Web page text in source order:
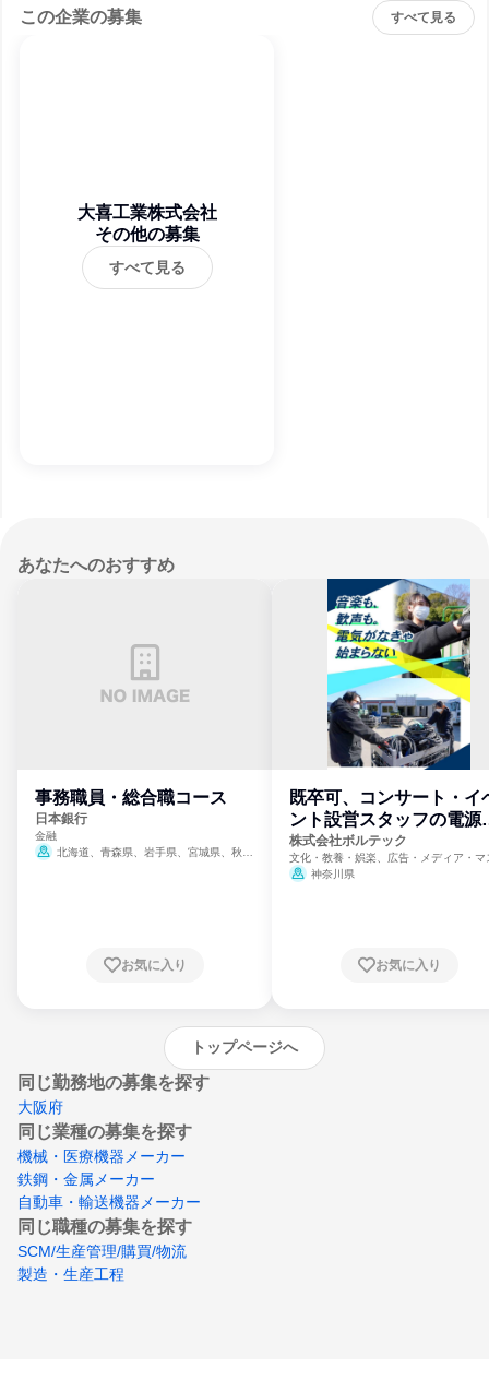
この企業の募集 すべて見る
大喜工業株式会社
その他の募集
すべて見る
あなたへのおすすめ
事務職員・総合職コース
日本銀行
金融
北海道、青森県、岩手県、宮城県、秋田
崎県、熊本県、大分県、宮崎県、鹿児島県、
お気に入り
既卒可、コンサート・イ
ント設営スタッフの電源
門
株式会社ボルテック
文化・教養・娯楽、広告・メディア・マ
ミ、電力・ガス・水道・エネルギー
神奈川県
お気に入り
トップページへ
同じ勤務地の募集を探す
大阪府
同じ業種の募集を探す
機械・医療機器メーカー
鉄鋼・金属メーカー
自動車・輸送機器メーカー
同じ職種の募集を探す
SCM/生産管理/購買/物流
製造・生産工程